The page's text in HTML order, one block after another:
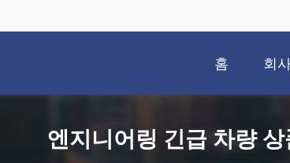
홈 회
엔지니어링 긴급 차량 상